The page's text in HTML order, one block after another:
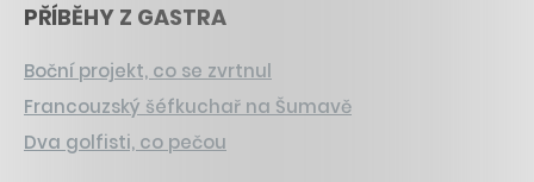
PŘÍBĚHY Z GASTRA
Boční projekt, co se zvrtnul
Francouzský šéfkuchař na Šumavě
Dva golfisti, co pečou